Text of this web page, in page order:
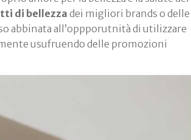
di bellezza dei migliori brands o delle
abbinata all’oppporutnità di utilizzare
usufruendo delle promozioni